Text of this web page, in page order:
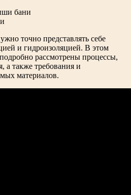
точно представлять себе
и гидроизоляцией. В этом
рассмотрены процессы,
а также требования и
материалов.